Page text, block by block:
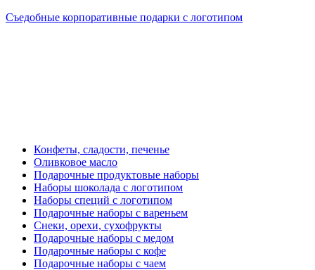
Съедобные корпоративные подарки с логотипом
Конфеты, сладости, печенье
Оливковое масло
Подарочные продуктовые наборы
Наборы шоколада с логотипом
Наборы специй с логотипом
Подарочные наборы с вареньем
Снеки, орехи, сухофрукты
Подарочные наборы с медом
Подарочные наборы с кофе
Подарочные наборы с чаем